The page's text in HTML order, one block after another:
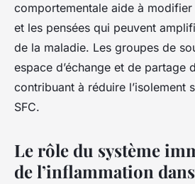
comportementale aide à
et les pensées qui peuvent
de la maladie. Les groupes de
espace d’échange et de partage
contribuant à réduire l’isolement
SFC.
Le rôle du système
de l’inflammation